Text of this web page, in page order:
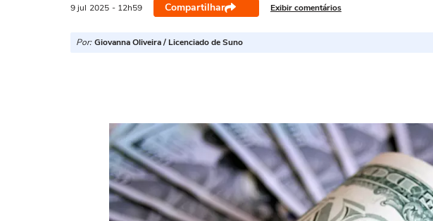
9 jul 2025 - 12h59 Compartilhar Exibir comentários
Por: Giovanna Oliveira / Licenciado de Suno